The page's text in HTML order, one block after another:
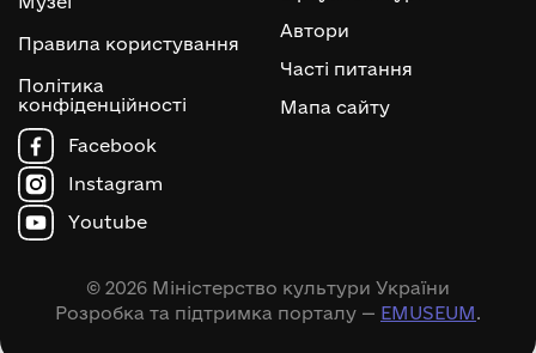
Правила користування
Політика
конфіденційності
Автори
Часті питання
Мапа сайту
Facebook
Instagram
Youtube
© 2026 Міністерство культури України
Розробка та підтримка порталу — EMUSEUM.